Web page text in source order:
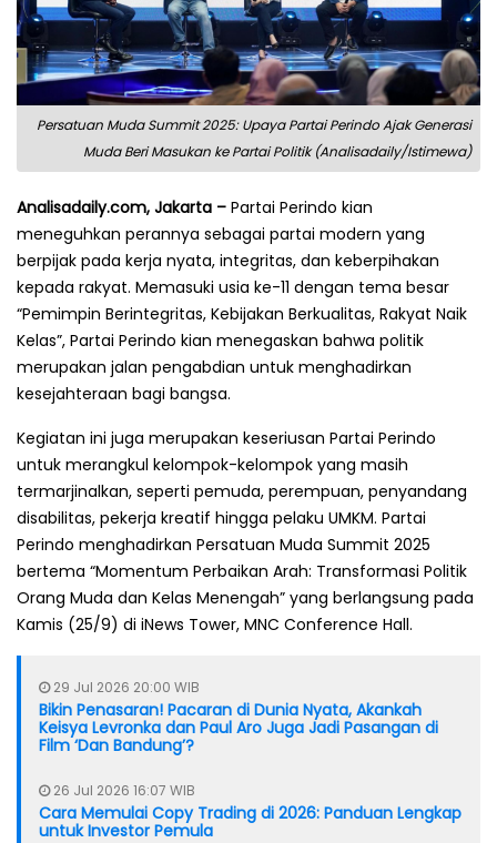
Persatuan Muda Summit 2025: Upaya Partai Perindo Ajak Generasi
Muda Beri Masukan ke Partai Politik (Analisadaily/Istimewa)
Analisadaily.com, Jakarta – Partai Perindo kian
meneguhkan perannya sebagai partai modern yang
berpijak pada kerja nyata, integritas, dan keberpihakan
kepada rakyat. Memasuki usia ke-11 dengan tema besar
“Pemimpin Berintegritas, Kebijakan Berkualitas, Rakyat Naik
Kelas”, Partai Perindo kian menegaskan bahwa politik
merupakan jalan pengabdian untuk menghadirkan
kesejahteraan bagi bangsa.
Kegiatan ini juga merupakan keseriusan Partai Perindo
untuk merangkul kelompok-kelompok yang masih
termarjinalkan, seperti pemuda, perempuan, penyandang
disabilitas, pekerja kreatif hingga pelaku UMKM. Partai
Perindo menghadirkan Persatuan Muda Summit 2025
bertema “Momentum Perbaikan Arah: Transformasi Politik
Orang Muda dan Kelas Menengah” yang berlangsung pada
Kamis (25/9) di iNews Tower, MNC Conference Hall.
29 Jul 2026 20:00 WIB
Bikin Penasaran! Pacaran di Dunia Nyata, Akankah
Keisya Levronka dan Paul Aro Juga Jadi Pasangan di
Film ‘Dan Bandung’?
26 Jul 2026 16:07 WIB
Cara Memulai Copy Trading di 2026: Panduan Lengkap
untuk Investor Pemula